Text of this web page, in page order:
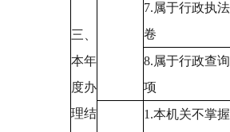
三、
本年
度办
理结
7.属于行政执
卷
8.属于行政查
项
1.本机关不掌